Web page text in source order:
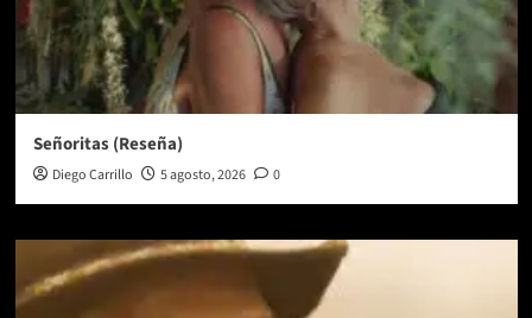
Señoritas (Reseña)
Diego Carrillo 5 agosto, 2026 0